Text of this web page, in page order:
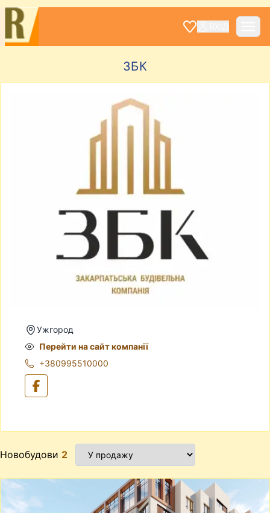
ЗБК
Ужгород
Перейти на сайт компанії
+380995510000
Новобудови 2